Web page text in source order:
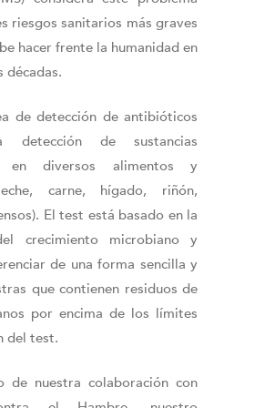
riesgos sanitarios más graves
hacer frente la humanidad en
décadas.
de detección de antibióticos
detección de sustancias
en diversos alimentos y
carne, hígado, riñón,
El test está basado en la
crecimiento microbiano y
de una forma sencilla y
que contienen residuos de
por encima de los límites
del test.
de nuestra colaboración con